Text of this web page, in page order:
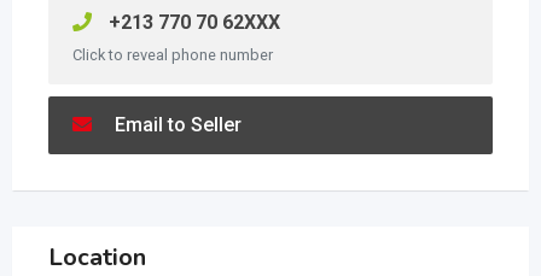
+213 770 70 62XXX
Click to reveal phone number
Email to Seller
Location